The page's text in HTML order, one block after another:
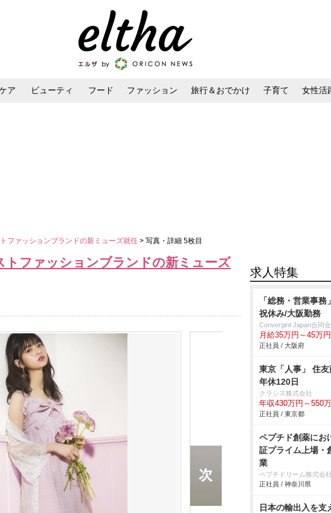
ア ビューティ フード ファッション 旅行＆おでかけ 子育て 女性活
ファッションブランドの新ミューズ就任 > 写真・詳細 5枚目
トファッションブランドの新ミューズ
求人特集
「総務・営業事
祝休み/大阪勤務
Convergint Japan合同
月給35万円～45万円
正社員 / 大阪府
東京「人事」 住
年休120日
クラシス株式会社
年収430万円～550
正社員 / 東京都
ペプチド創薬にお
証プライム上場・
業
ペプチドリーム株式会社
正社員 / 神奈川県
日本の輸出入を支